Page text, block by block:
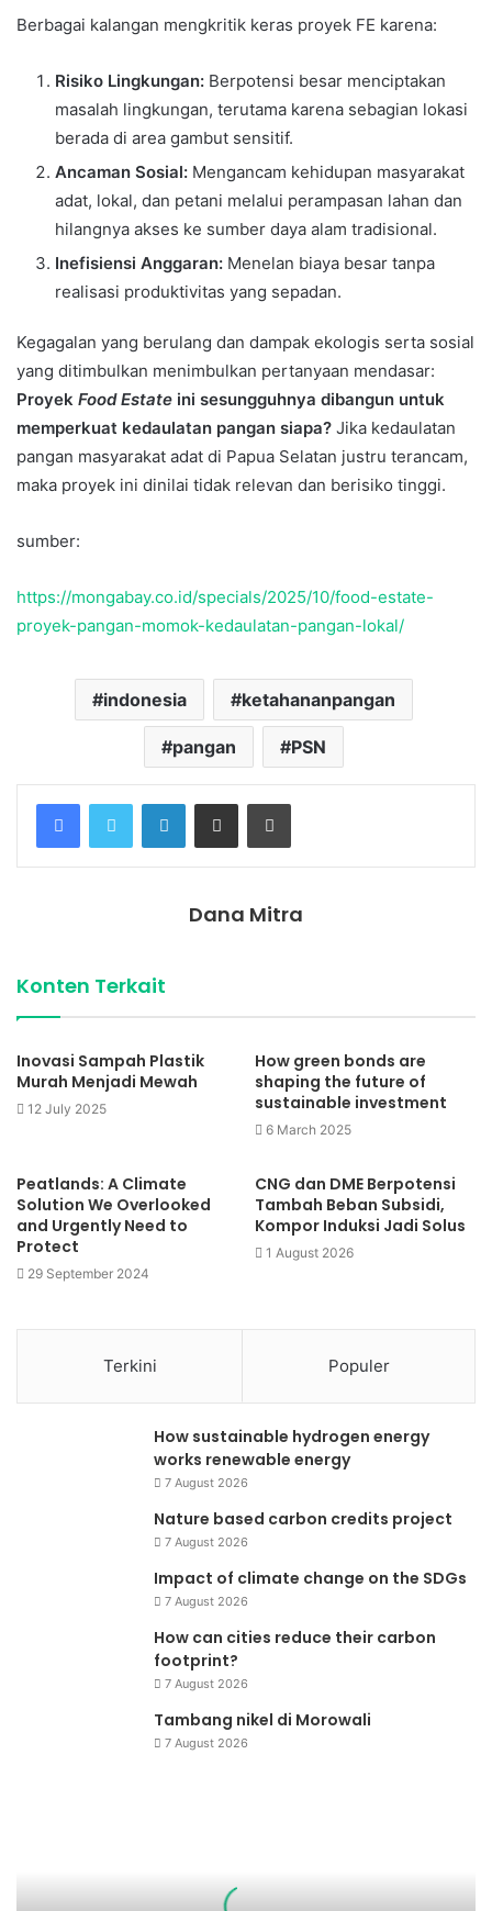
Berbagai kalangan mengkritik keras proyek FE karena:
Risiko Lingkungan: Berpotensi besar menciptakan
masalah lingkungan, terutama karena sebagian lokasi
berada di area gambut sensitif.
Ancaman Sosial: Mengancam kehidupan masyarakat
adat, lokal, dan petani melalui perampasan lahan dan
hilangnya akses ke sumber daya alam tradisional.
Inefisiensi Anggaran: Menelan biaya besar tanpa
realisasi produktivitas yang sepadan.
Kegagalan yang berulang dan dampak ekologis serta sosial
yang ditimbulkan menimbulkan pertanyaan mendasar:
Proyek Food Estate ini sesungguhnya dibangun untuk
memperkuat kedaulatan pangan siapa? Jika kedaulatan
pangan masyarakat adat di Papua Selatan justru terancam,
maka proyek ini dinilai tidak relevan dan berisiko tinggi.
sumber:
https://mongabay.co.id/specials/2025/10/food-estate-
proyek-pangan-momok-kedaulatan-pangan-lokal/
indonesia ketahananpangan
pangan PSN
FacebookTwitter LinkedInShare via Email Print
Dana Mitra
Konten Terkait
Inovasi Sampah Plastik
Murah Menjadi Mewah
12 July 2025
How green bonds are
shaping the future of
sustainable investment
6 March 2025
Peatlands: A Climate
Solution We Overlooked
and Urgently Need to
Protect
29 September 2024
CNG dan DME Berpotensi
Tambah Beban Subsidi,
Kompor Induksi Jadi Solus
1 August 2026
Terkini Populer
How sustainable hydrogen energy
works renewable energy
7 August 2026
Nature based carbon credits project
7 August 2026
Impact of climate change on the SDGs
7 August 2026
How can cities reduce their carbon
footprint?
7 August 2026
Tambang nikel di Morowali
7 August 2026